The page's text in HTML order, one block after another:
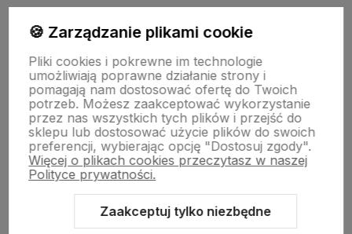
Pomoc
Moje konto
Swiat Edibutik
🍪 Zarządzanie plikami cookie
Pliki cookies i pokrewne im technologie
umożliwiają poprawne działanie strony i
pomagają nam dostosować ofertę do Twoich
potrzeb. Możesz zaakceptować wykorzystanie
przez nas wszystkich tych plików i przejść do
sklepu lub dostosować użycie plików do swoich
preferencji, wybierając opcję "Dostosuj zgody".
Więcej o plikach cookies przeczytasz w naszej
Polityce prywatności.
Zaakceptuj tylko niezbędne